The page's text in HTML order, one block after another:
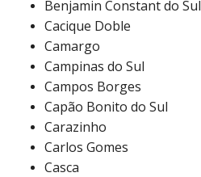
Benjamin Constant do Sul
Cacique Doble
Camargo
Campinas do Sul
Campos Borges
Capão Bonito do Sul
Carazinho
Carlos Gomes
Casca